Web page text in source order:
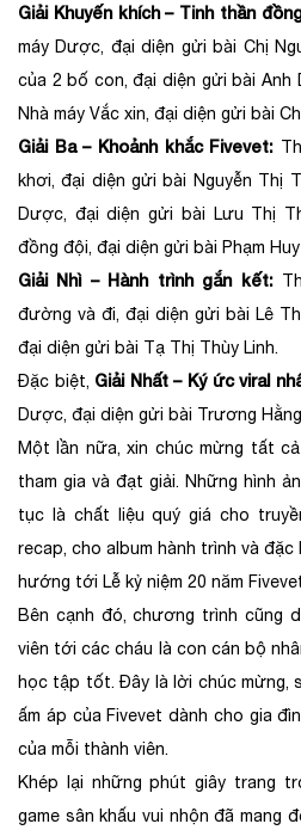
Giải Khuyến khích – Tinh thần
máy Dược, đại diện gửi bài Chị
của 2 bố con, đại diện gửi bài Anh
Nhà máy Vắc xin, đại diện gửi bài
Giải Ba – Khoảnh khắc Fivevet:
khơi, đại diện gửi bài Nguyễn Thị
Dược, đại diện gửi bài Lưu Thị
đồng đội, đại diện gửi bài Phạm
Giải Nhì – Hành trình gắn kết:
đường và đi, đại diện gửi bài Lê
đại diện gửi bài Tạ Thị Thùy Linh.
Đặc biệt, Giải Nhất – Ký ức viral
Dược, đại diện gửi bài Trương
Một lần nữa, xin chúc mừng tất
tham gia và đạt giải. Những hình
tục là chất liệu quý giá cho
recap, cho album hành trình và
hướng tới Lễ kỷ niệm 20 năm
Bên cạnh đó, chương trình cũng
viên tới các cháu là con cán bộ
học tập tốt. Đây là lời chúc mừng,
ấm áp của Fivevet dành cho gia
của mỗi thành viên.
Khép lại những phút giây trang
game sân khấu vui nhộn đã mang